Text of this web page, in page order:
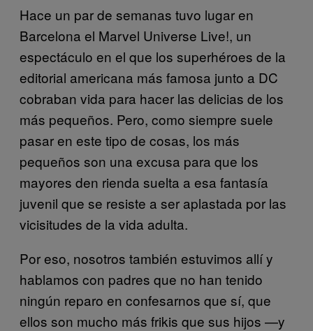
Hace un par de semanas tuvo lugar en
Barcelona el Marvel Universe Live!, un
espectáculo en el que los superhéroes de la
editorial americana más famosa junto a DC
cobraban vida para hacer las delicias de los
más pequeños. Pero, como siempre suele
pasar en este tipo de cosas, los más
pequeños son una excusa para que los
mayores den rienda suelta a esa fantasía
juvenil que se resiste a ser aplastada por las
vicisitudes de la vida adulta.
Por eso, nosotros también estuvimos allí y
hablamos con padres que no han tenido
ningún reparo en confesarnos que sí, que
ellos son mucho más frikis que sus hijos —y